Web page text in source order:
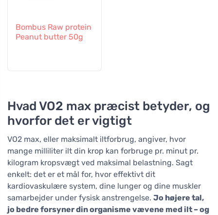
Bombus Raw protein
Peanut butter 50g
Hvad VO2 max præcist betyder, og
hvorfor det er vigtigt
VO2 max, eller maksimalt iltforbrug, angiver, hvor
mange milliliter ilt din krop kan forbruge pr. minut pr.
kilogram kropsvægt ved maksimal belastning. Sagt
enkelt: det er et mål for, hvor effektivt dit
kardiovaskulære system, dine lunger og dine muskler
samarbejder under fysisk anstrengelse. Jo højere tal,
jo bedre forsyner din organisme vævene med ilt – og